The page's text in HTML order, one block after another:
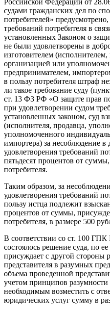
Российской Федерации от
судами гражданских дел по
потребителей»
требований потребителя в
установленных Законом о
не были удовлетворены в
изготовителем
организацией или
предпринимателем,
в пользу потребителя штраф
ли такое требование суду
ст. 13 ФЗ РФ «О защите прав
при удовлетворении судом
установленных законом, суд
(исполнителя, продавца,
уполномоченного
импортера) за несоблюдение в
удовлетворения требований
пятьдесят процентов от
потребителя.
Таким образом, за
удовлетворения требований
пользу истца подлежит
процентов от суммы,
потребителя, в размере 500
В соответствии со ст. 100
состоялось решение суда, по
присуждает с другой стороны
представителя в разумных
объема проведенной
учетом принципов разумности
необходимым возместить с
юридических услуг сумму в